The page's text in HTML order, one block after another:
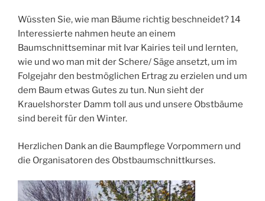
Wüssten Sie, wie man Bäume richtig beschneidet? 14
Interessierte nahmen heute an einem
Baumschnittseminar mit Ivar Kairies teil und lernten,
wie und wo man mit der Schere/ Säge ansetzt, um im
Folgejahr den bestmöglichen Ertrag zu erzielen und um
dem Baum etwas Gutes zu tun. Nun sieht der
Krauelshorster Damm toll aus und unsere Obstbäume
sind bereit für den Winter.
Herzlichen Dank an die Baumpflege Vorpommern und
die Organisatoren des Obstbaumschnittkurses.